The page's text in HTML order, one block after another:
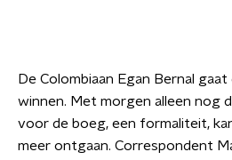
De Colombiaan Egan Bernal
winnen. Met morgen alleen nog
voor de boeg, een formaliteit,
meer ontgaan. Correspondent